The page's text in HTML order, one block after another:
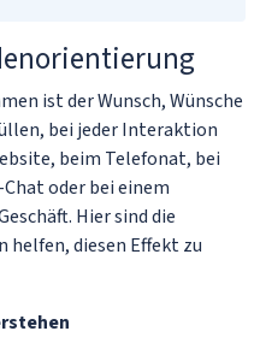
ist der Wunsch, Wünsche
bei jeder Interaktion
beim Telefonat, bei
oder bei einem
Hier sind die
diesen Effekt zu